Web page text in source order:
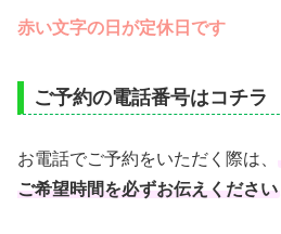
赤い文字の日が定休日です
ご予約の電話番号はコチラ
お電話でご予約をいただく際は、
ご希望時間を必ずお伝えください